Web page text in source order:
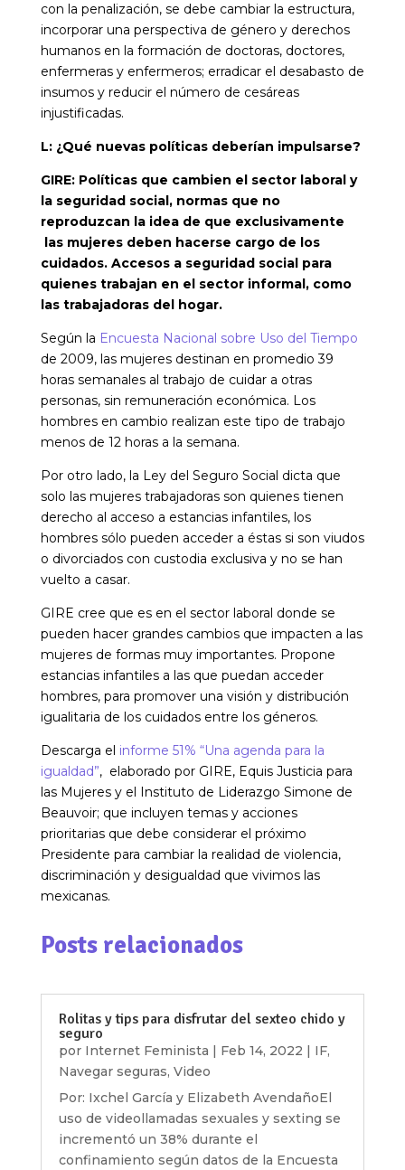
con la penalización, se debe cambiar la estructura,
incorporar una perspectiva de género y derechos
humanos en la formación de doctoras, doctores,
enfermeras y enfermeros; erradicar el desabasto de
insumos y reducir el número de cesáreas
injustificadas.
L: ¿Qué nuevas políticas deberían impulsarse?
GIRE: Políticas que cambien el sector laboral y
la seguridad social, normas que no
reproduzcan la idea de que exclusivamente
las mujeres deben hacerse cargo de los
cuidados. Accesos a seguridad social para
quienes trabajan en el sector informal, como
las trabajadoras del hogar.
Según la Encuesta Nacional sobre Uso del Tiempo
de 2009, las mujeres destinan en promedio 39
horas semanales al trabajo de cuidar a otras
personas, sin remuneración económica. Los
hombres en cambio realizan este tipo de trabajo
menos de 12 horas a la semana.
Por otro lado, la Ley del Seguro Social dicta que
solo las mujeres trabajadoras son quienes tienen
derecho al acceso a estancias infantiles, los
hombres sólo pueden acceder a éstas si son viudos
o divorciados con custodia exclusiva y no se han
vuelto a casar.
GIRE cree que es en el sector laboral donde se
pueden hacer grandes cambios que impacten a las
mujeres de formas muy importantes. Propone
estancias infantiles a las que puedan acceder
hombres, para promover una visión y distribución
igualitaria de los cuidados entre los géneros.
Descarga el informe 51% “Una agenda para la
igualdad”, elaborado por GIRE, Equis Justicia para
las Mujeres y el Instituto de Liderazgo Simone de
Beauvoir; que incluyen temas y acciones
prioritarias que debe considerar el próximo
Presidente para cambiar la realidad de violencia,
discriminación y desigualdad que vivimos las
mexicanas.
Posts relacionados
Rolitas y tips para disfrutar del sexteo chido y
seguro
por Internet Feminista Feb 14, 2022 IF,
Navegar seguras, Video
Por: Ixchel García y Elizabeth AvendañoEl
uso de videollamadas sexuales y sexting se
incrementó un 38% durante el
confinamiento según datos de la Encuesta